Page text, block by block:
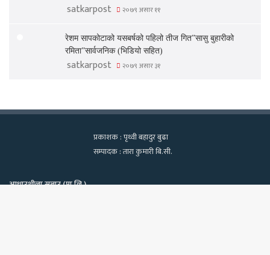
satkarpost २०७९ असार ११
रेशम सापकोटाको यसबर्षको पहिलो तीज गित”सासु बुहारीको
रमिता”सार्वजनिक (भिडियो सहित)
satkarpost २०७९ असार ३१
प्रकाशक : पृथ्वी बहादुर बुढा
सम्पादक : तारा कुमारी बि.सी.
आधारशीला सञ्चार (प्रा.लि.)